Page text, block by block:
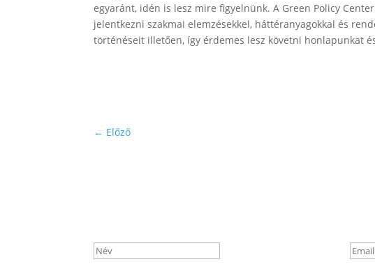
egyaránt, idén is lesz mire figyelnünk. A Green Policy
jelentkezni szakmai elemzésekkel, háttéranyagokkal és
történéseit illetően, így érdemes lesz követni honlapunkat
← Előző